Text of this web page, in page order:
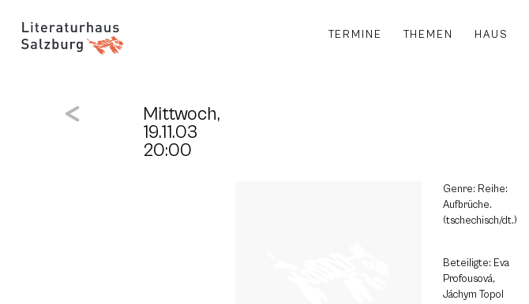
TERMINE THEMEN HAUS
Mittwoch,
19.11.03
20:00
Genre: Reihe:
Aufbrüche.
(tschechisch/dt.)
Beteiligte: Eva
Profousová,
Jáchym Topol